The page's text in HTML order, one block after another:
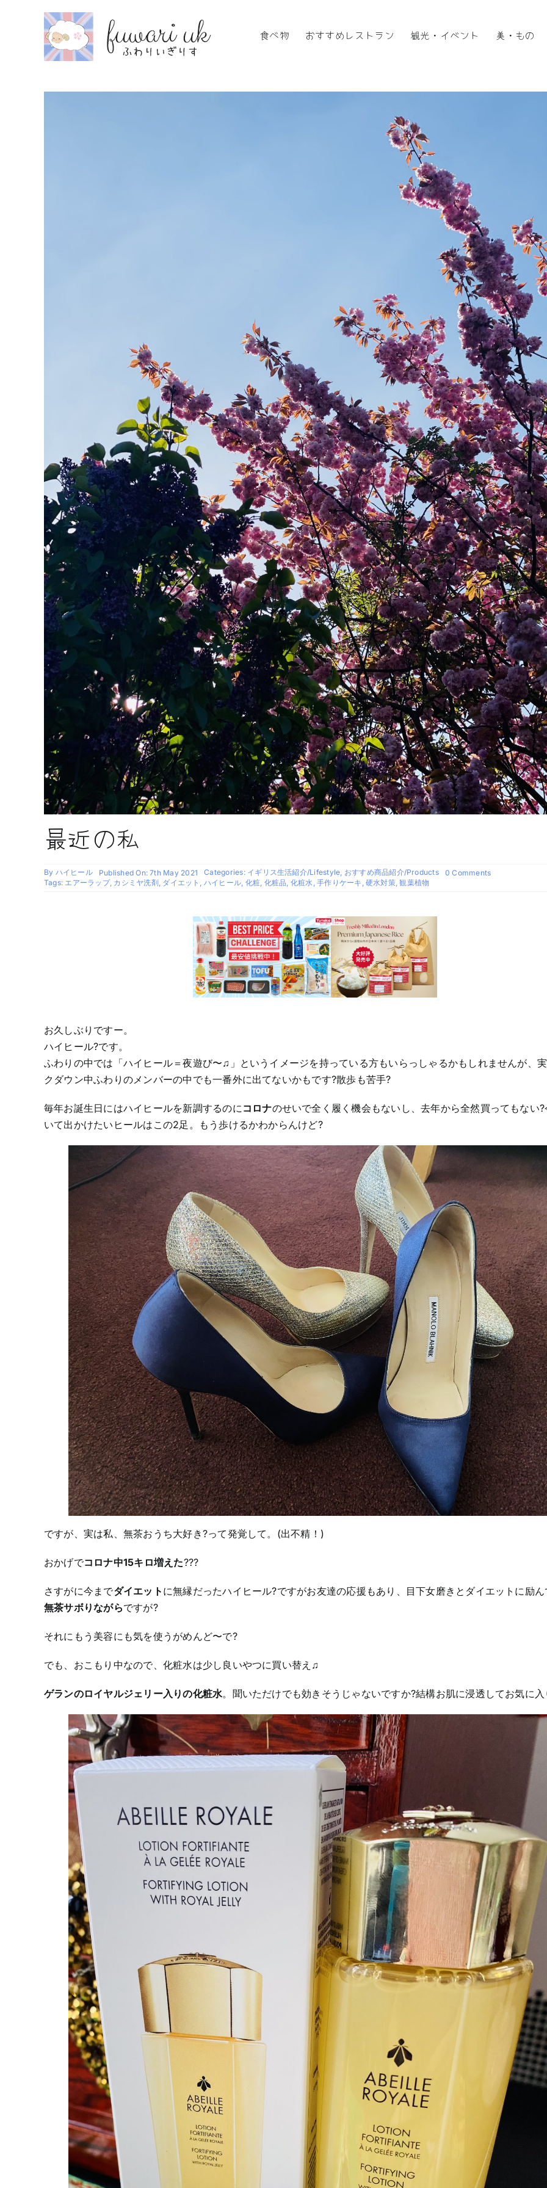
食べ物 おすすめレストラン 観光・イベント 美・もの
最近の私
By ハイヒール Published On: 7th May 2021 Categories: イギリス生活紹介/Lifestyle, おすすめ商品紹介/Products 0 Commentson
Tags: エアーラップ, カシミヤ洗剤, ダイエット , ハイヒール, 化粧, 化粧品, 化粧水,手作りケーキ , 硬水対策,観葉植物
お久しぶりですー。
ハイヒール?です。
ふわりの中では「ハイヒール＝夜遊び〜♫」というイメージを持っている方もいらっしゃるかもしれませんが、
クダウン中ふわりのメンバーの中でも一番外に出てないかもです?散歩も苦手?
毎年お誕生日にはハイヒールを新調するのにコロナのせいで全く履く機会もないし、去年から全然買ってもない
いて出かけたいヒールはこの2足。もう歩けるかわからんけど?
ですが、実は私、無茶おうち大好き?って発覚して。(出不精！)
おかげでコロナ中15キロ増えた???
さすがに今までダイエット に無縁だったハイヒール?ですがお友達の応援もあり、目下女磨きとダイエットに励
無茶サボりながらですが?
それにもう美容にも気を使うがめんど〜で?
でも、おこもり中なので、化粧水は少し良いやつに買い替え♫
ゲランのロイヤルジェリー入りの化粧水。聞いただけでも効きそうじゃないですか?結構お肌に浸透してお気に